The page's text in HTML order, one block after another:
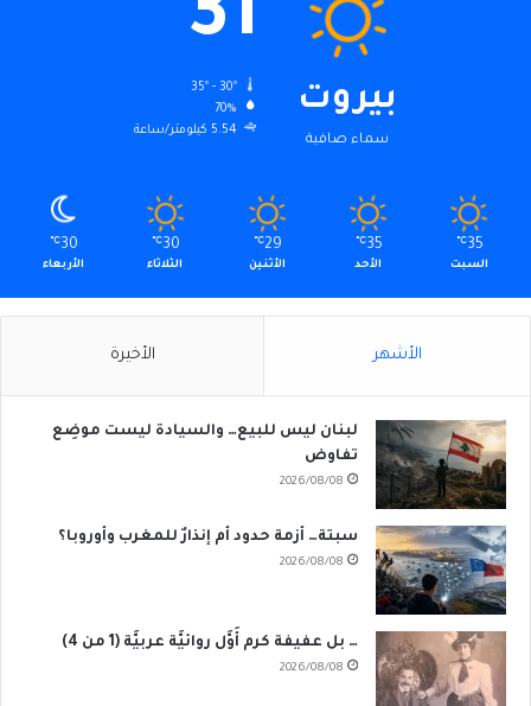
بيروت
سماء صافية
31
70%
5.54 كيلومتر/ساعة
35
℃
السبت
35
℃
الأحد
29
℃
الأثنين
30
℃
الثلاثاء
30
℃
الأربعاء
الأشهر الأخيرة
لبنان ليس للبيع… والسيادة ليست موضِع
تفاوض
2026/08/08
سبتة… أزمة حدود أم إنذارٌ للمغرب وأوروبا؟
2026/08/08
… بل عفيفة كرم أَوَّل روائيَّة عربيَّة (1 من 4)
2026/08/08